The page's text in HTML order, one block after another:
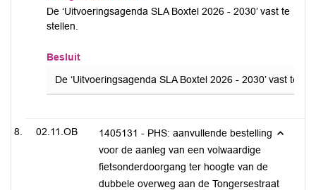
De ‘Uitvoeringsagenda SLA Boxtel 2026 - 2030’ vast te
stellen.
Besluit
De ‘Uitvoeringsagenda SLA Boxtel 2026 - 2030’ vast te
02.11.OB
1405131 - PHS: aanvullende bestelling
voor de aanleg van een volwaardige
fietsonderdoorgang ter hoogte van de
dubbele overweg aan de Tongersestraat